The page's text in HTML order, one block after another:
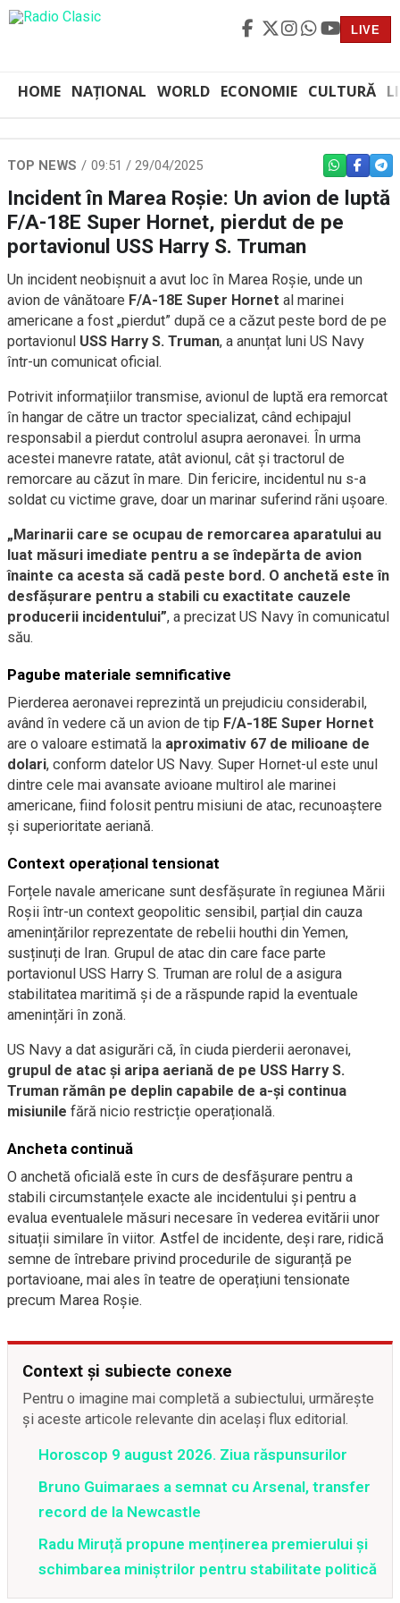
LIVE
HOME NAȚIONAL WORLD ECONOMIE CULTURĂ
TOP NEWS 09:51 / 29/04/2025 WHATSAPP
Incident în Marea Roșie: Un avion de luptă
F/A-18E Super Hornet, pierdut de pe
portavionul USS Harry S. Truman
Un incident neobișnuit a avut loc în Marea Roșie, unde un
avion de vânătoare F/A-18E Super Hornet al marinei
americane a fost „pierdut” după ce a căzut peste bord de pe
portavionul USS Harry S. Truman, a anunțat luni US Navy
într-un comunicat oficial.
Potrivit informațiilor transmise, avionul de luptă era remorcat
în hangar de către un tractor specializat, când echipajul
responsabil a pierdut controlul asupra aeronavei. În urma
acestei manevre ratate, atât avionul, cât și tractorul de
remorcare au căzut în mare. Din fericire, incidentul nu s-a
soldat cu victime grave, doar un marinar suferind răni ușoare.
„Marinarii care se ocupau de remorcarea aparatului au
luat măsuri imediate pentru a se îndepărta de avion
înainte ca acesta să cadă peste bord. O anchetă este în
desfășurare pentru a stabili cu exactitate cauzele
producerii incidentului”, a precizat US Navy în comunicatul
său.
Pagube materiale semnificative
Pierderea aeronavei reprezintă un prejudiciu considerabil,
având în vedere că un avion de tip F/A-18E Super Hornet
are o valoare estimată la aproximativ 67 de milioane de
dolari, conform datelor US Navy. Super Hornet-ul este unul
dintre cele mai avansate avioane multirol ale marinei
americane, fiind folosit pentru misiuni de atac, recunoaștere
și superioritate aeriană.
Context operațional tensionat
Forțele navale americane sunt desfășurate în regiunea Mării
Roșii într-un context geopolitic sensibil, parțial din cauza
amenințărilor reprezentate de rebelii houthi din Yemen,
susținuți de Iran. Grupul de atac din care face parte
portavionul USS Harry S. Truman are rolul de a asigura
stabilitatea maritimă și de a răspunde rapid la eventuale
amenințări în zonă.
US Navy a dat asigurări că, în ciuda pierderii aeronavei,
grupul de atac și aripa aeriană de pe USS Harry S.
Truman rămân pe deplin capabile de a-și continua
misiunile fără nicio restricție operațională.
Ancheta continuă
O anchetă oficială este în curs de desfășurare pentru a
stabili circumstanțele exacte ale incidentului și pentru a
evalua eventualele măsuri necesare în vederea evitării unor
situații similare în viitor. Astfel de incidente, deși rare, ridică
semne de întrebare privind procedurile de siguranță pe
portavioane, mai ales în teatre de operațiuni tensionate
precum Marea Roșie.
Context și subiecte conexe
Pentru o imagine mai completă a subiectului, urmărește
și aceste articole relevante din același flux editorial.
Horoscop 9 august 2026. Ziua răspunsurilor
Bruno Guimaraes a semnat cu Arsenal, transfer
record de la Newcastle
Radu Miruță propune menținerea premierului și
schimbarea miniștrilor pentru stabilitate politică